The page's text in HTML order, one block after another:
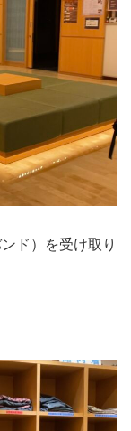
ド）を受け取り